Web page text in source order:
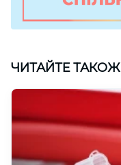
ЧИТАЙТЕ ТАКОЖ